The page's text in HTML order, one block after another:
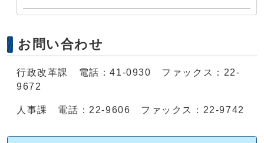
お問い合わせ
行政改革課 電話：41-0930 ファックス：22-
9672
人事課 電話：22-9606 ファックス：22-9742